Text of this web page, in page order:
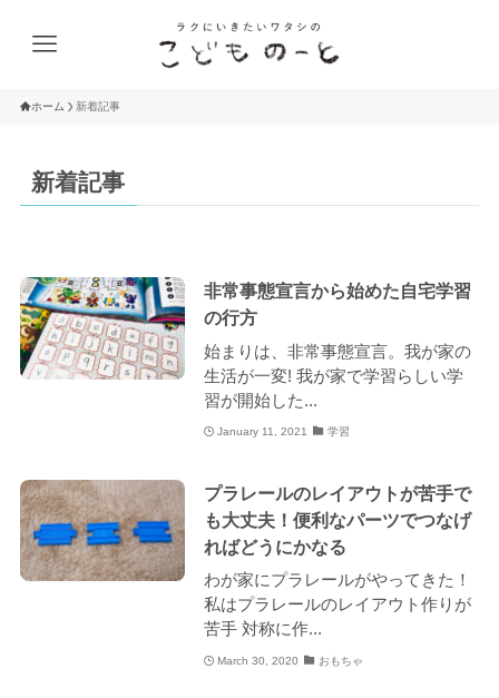
ホーム 新着記事
新着記事
非常事態宣言から始めた自宅学習
の行方
始まりは、非常事態宣言。我が家の
生活が一変! 我が家で学習らしい学
習が開始した...
January 11, 2021 学習
プラレールのレイアウトが苦手で
も大丈夫！便利なパーツでつなげ
ればどうにかなる
わが家にプラレールがやってきた！
私はプラレールのレイアウト作りが
苦手 対称に作...
March 30, 2020 おもちゃ